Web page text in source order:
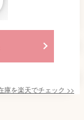
庫を楽天でチェック >>